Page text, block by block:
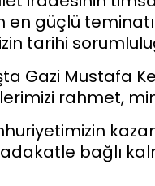
en güçlü
tarihi
Gazi Mustafa
rahmet,
bağlı